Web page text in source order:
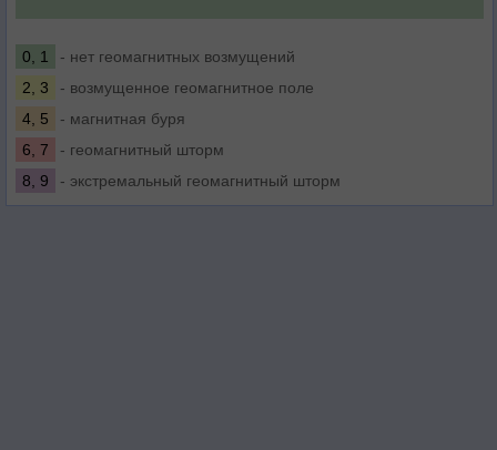
0, 1
- нет геомагнитных возмущений
2, 3
- возмущенное геомагнитное поле
4, 5
- магнитная буря
6, 7
- геомагнитный шторм
8, 9
- экстремальный геомагнитный шторм